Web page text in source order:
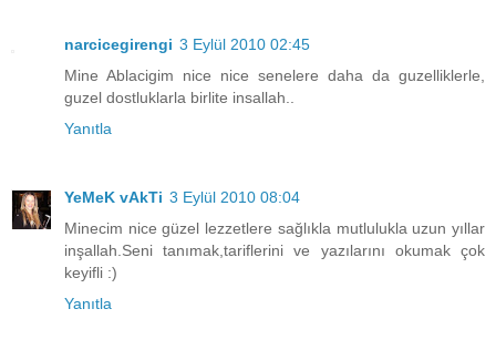
narcicegirengi 3 Eylül 2010 02:45
Mine Ablacigim nice nice senelere daha da guzelliklerle,
guzel dostluklarla birlite insallah..
Yanıtla
YeMeK vAkTi 3 Eylül 2010 08:04
Minecim nice güzel lezzetlere sağlıkla mutlulukla uzun yıllar
inşallah.Seni tanımak,tariflerini ve yazılarını okumak çok
keyifli :)
Yanıtla